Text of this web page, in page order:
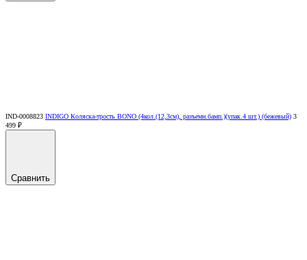
IND-0008823 INDIGO Коляска-трость BONO (4кол.(12,3см), разъемн.бамп.)(упак.4 шт.) (бежевый) 3
499 ₽
Сравнить